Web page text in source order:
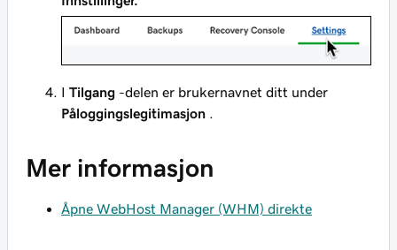
I Tilgang -delen er brukernavnet ditt under
Påloggingslegitimasjon .
Mer informasjon
Åpne WebHost Manager (WHM) direkte